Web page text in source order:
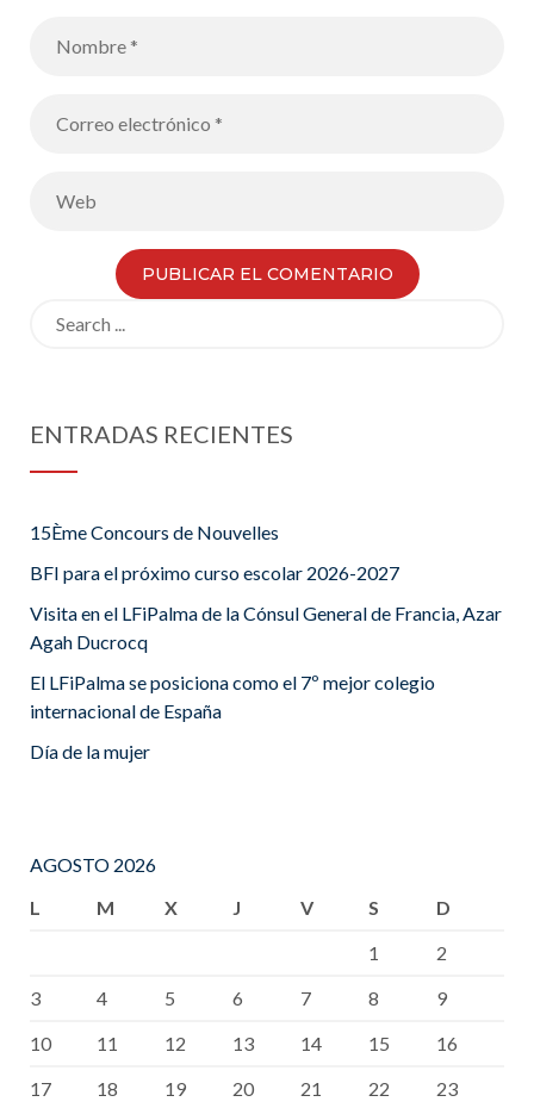
ENTRADAS RECIENTES
15Ème Concours de Nouvelles
BFI para el próximo curso escolar 2026-2027
Visita en el LFiPalma de la Cónsul General de Francia, Azar
Agah Ducrocq
El LFiPalma se posiciona como el 7º mejor colegio
internacional de España
Día de la mujer
AGOSTO 2026
L
M X J V S
D
1
2
3
4 5 6 7 8
9
10
11 12 13 14 15
16
17
18 19 20 21 22 23